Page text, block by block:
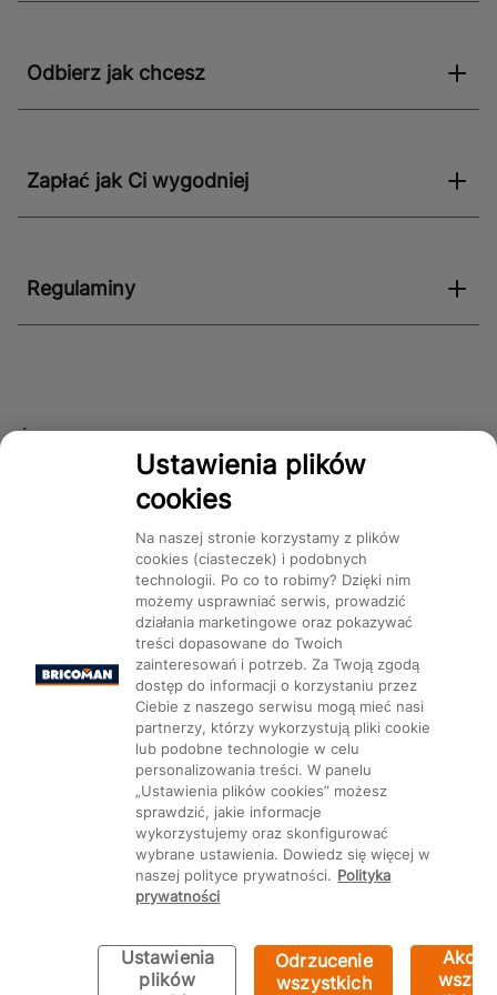
Odbierz jak chcesz
Zapłać jak Ci wygodniej
Regulaminy
Śledź nas!
Mapa Strony: Kategorie Produkty Marki CMS
Ustawienia plików cookie
Ustawienia plików
cookies
Na naszej stronie korzystamy z plików
cookies (ciasteczek) i podobnych
technologii. Po co to robimy? Dzięki nim
możemy usprawniać serwis, prowadzić
działania marketingowe oraz pokazywać
treści dopasowane do Twoich
zainteresowań i potrzeb. Za Twoją zgodą
dostęp do informacji o korzystaniu przez
Ciebie z naszego serwisu mogą mieć nasi
partnerzy, którzy wykorzystują pliki cookie
lub podobne technologie w celu
personalizowania treści. W panelu
„Ustawienia plików cookies” możesz
sprawdzić, jakie informacje
wykorzystujemy oraz skonfigurować
wybrane ustawienia. Dowiedz się więcej w
naszej polityce prywatności. Polityka
prywatności
Ustawienia
plików
Odrzucenie
wszystkich